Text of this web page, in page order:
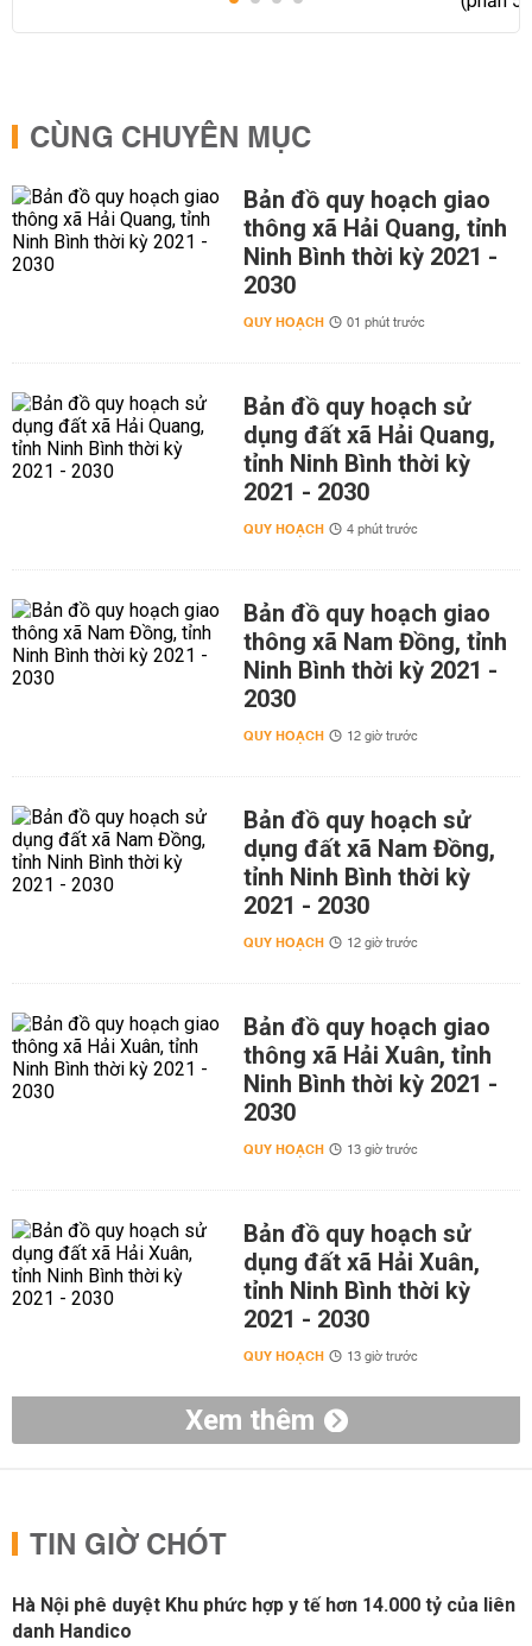
CÙNG CHUYÊN MỤC
Bản đồ quy hoạch giao
thông xã Hải Quang, tỉnh
Ninh Bình thời kỳ 2021 -
2030
QUY HOẠCH 01 phút trước
Bản đồ quy hoạch sử
dụng đất xã Hải Quang,
tỉnh Ninh Bình thời kỳ
2021 - 2030
QUY HOẠCH 4 phút trước
Bản đồ quy hoạch giao
thông xã Nam Đồng, tỉnh
Ninh Bình thời kỳ 2021 -
2030
QUY HOẠCH 12 giờ trước
Bản đồ quy hoạch sử
dụng đất xã Nam Đồng,
tỉnh Ninh Bình thời kỳ
2021 - 2030
QUY HOẠCH 12 giờ trước
Bản đồ quy hoạch giao
thông xã Hải Xuân, tỉnh
Ninh Bình thời kỳ 2021 -
2030
QUY HOẠCH 13 giờ trước
Bản đồ quy hoạch sử
dụng đất xã Hải Xuân,
tỉnh Ninh Bình thời kỳ
2021 - 2030
QUY HOẠCH 13 giờ trước
Xem thêm
TIN GIỜ CHÓT
Hà Nội phê duyệt Khu phức hợp y tế hơn 14.000 tỷ của liên
danh Handico